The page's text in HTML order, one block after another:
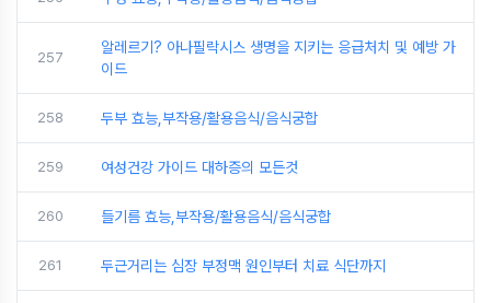
257
알레르기? 아나필락시스 생명을 지키는 응급처치 및 예방 가
이드
258 두부 효능,부작용/활용음식/음식궁합
259 여성건강 가이드 대하증의 모든것
260 들기름 효능,부작용/활용음식/음식궁합
261 두근거리는 심장 부정맥 원인부터 치료 식단까지